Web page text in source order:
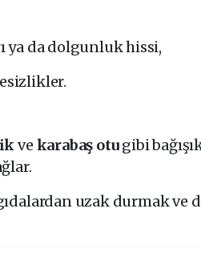
ya da dolgunluk hissi,
ve karabaş otugibi
uzak durmak ve